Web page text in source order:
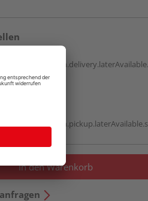
In den Warenkorb